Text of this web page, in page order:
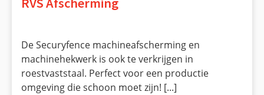
De Securyfence machineafscherming en
machinehekwerk is ook te verkrijgen in
roestvaststaal. Perfect voor een productie
omgeving die schoon moet zijn! [...]